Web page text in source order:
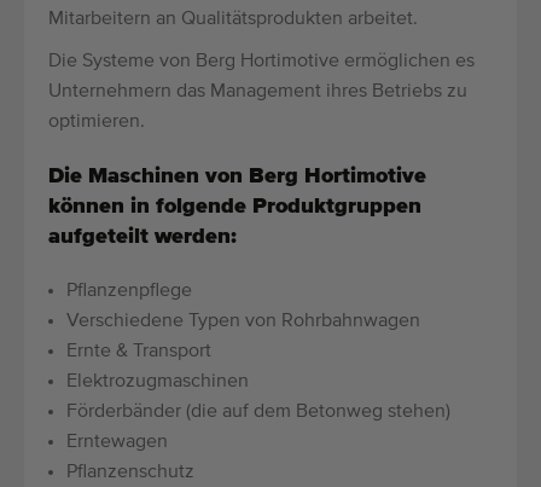
Mitarbeitern an Qualitätsprodukten arbeitet.
Die Systeme von Berg Hortimotive ermöglichen es
Unternehmern das Management ihres Betriebs zu
optimieren.
Die Maschinen von Berg Hortimotive
können in folgende Produktgruppen
aufgeteilt werden:
Pflanzenpflege
Verschiedene Typen von Rohrbahnwagen
Ernte & Transport
Elektrozugmaschinen
Förderbänder (die auf dem Betonweg stehen)
Erntewagen
Pflanzenschutz